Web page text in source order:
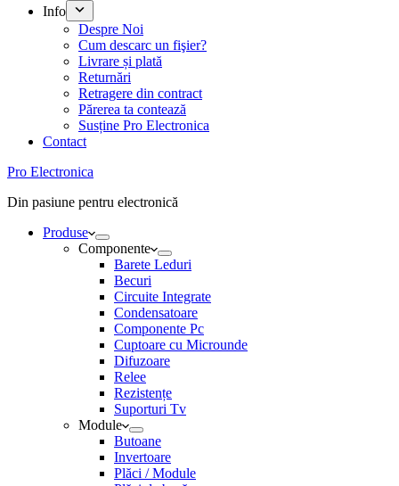
Info
Despre Noi
Cum descarc un fişier?
Livrare și plată
Returnări
Retragere din contract
Părerea ta contează
Susține Pro Electronica
Contact
Pro Electronica
Din pasiune pentru electronică
Produse
Componente
Barete Leduri
Becuri
Circuite Integrate
Condensatoare
Componente Pc
Cuptoare cu Microunde
Difuzoare
Relee
Rezistențe
Suporturi Tv
Module
Butoane
Invertoare
Plăci / Module